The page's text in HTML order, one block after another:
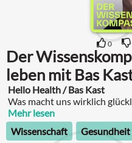
0
Der
leben mit Bas
Hello Health / Bas Kast
Was macht uns wirklich
Mehr lesen
Wissenschaft
Gesundheit